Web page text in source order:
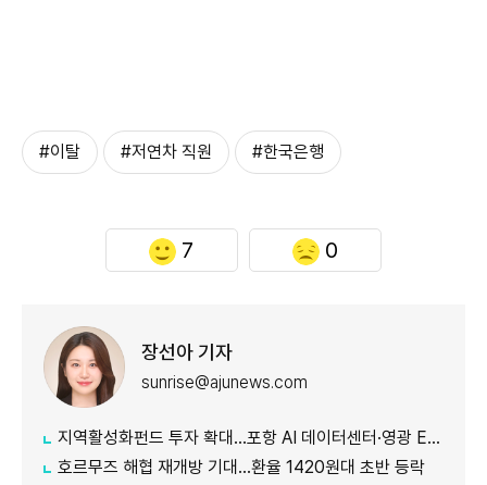
#이탈 #저연차 직원 #한국은행
7 0
장선아 기자
sunrise@ajunews.com
지역활성화펀드 투자 확대…포항 AI 데이터센터·영광 ESS 선정
호르무즈 해협 재개방 기대…환율 1420원대 초반 등락